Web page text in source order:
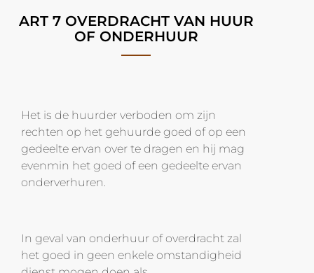
ART 7 OVERDRACHT VAN HUUR
OF ONDERHUUR
Het is de huurder verboden om zijn
rechten op het gehuurde goed of op een
gedeelte ervan over te dragen en hij mag
evenmin het goed of een gedeelte ervan
onderverhuren.
In geval van onderhuur of overdracht zal
het goed in geen enkele omstandigheid